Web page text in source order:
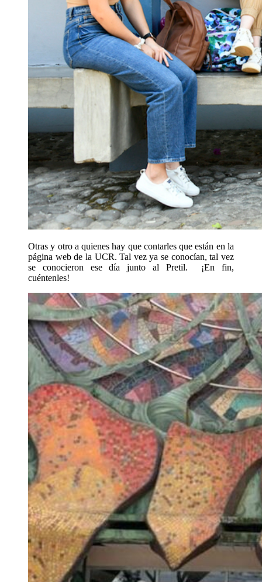
Otras y otro a quienes hay que contarles que están en la
página web de la UCR. Tal vez ya se conocían, tal vez
se conocieron ese día junto al Pretil. ¡En fin,
cuéntenles!